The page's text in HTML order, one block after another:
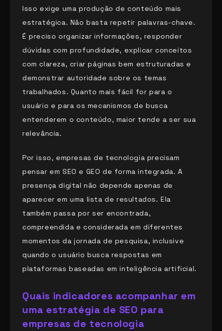
Isso exige uma produção de conteúdo mais
estratégica. Não basta repetir palavras-chave.
É preciso organizar informações, responder
dúvidas com profundidade, explicar conceitos
com clareza, criar páginas bem estruturadas e
demonstrar autoridade sobre os temas
trabalhados. Quanto mais fácil for para o
usuário e para os mecanismos de busca
entenderem o conteúdo, maior tende a ser sua
relevância.
Por isso, empresas de tecnologia precisam
pensar em SEO e GEO de forma integrada. A
presença digital não depende apenas de
aparecer em uma lista de resultados. Ela
também passa por ser encontrada,
compreendida e considerada em diferentes
momentos da jornada de pesquisa, inclusive
quando o usuário busca respostas em
plataformas baseadas em inteligência artificial.
Quais indicadores acompanhar em
uma estratégia de SEO para
empresas de tecnologia